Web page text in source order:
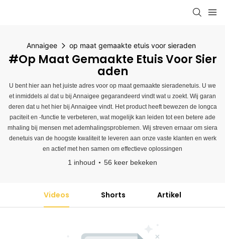
Annaigee op maat gemaakte etuis voor sieraden
#op Maat Gemaakte Etuis Voor Sier
Aden
U bent hier aan het juiste adres voor op maat gemaakte sieradenetuis. U we
et inmiddels al dat u bij Annaigee gegarandeerd vindt wat u zoekt. Wij garan
deren dat u het hier bij Annaigee vindt. Het product heeft bewezen de longca
paciteit en -functie te verbeteren, wat mogelijk kan leiden tot een betere ade
mhaling bij mensen met ademhalingsproblemen. Wij streven ernaar om siera
denetuis van de hoogste kwaliteit te leveren aan onze vaste klanten en werk
en actief met hen samen om effectieve oplossingen
1 inhoud 56 keer bekeken
Videos Shorts Artikel